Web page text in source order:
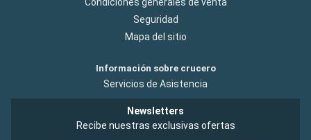
Seguridad
Mapa del sitio
Información sobre crucero
Servicios de Asistencia
Newsletters
Recibe nuestras exclusivas ofertas